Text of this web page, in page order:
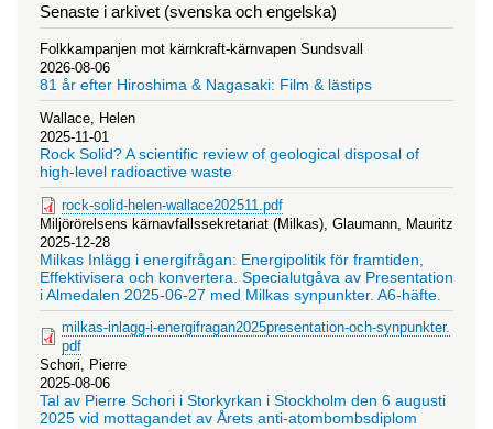
Senaste i arkivet (svenska och engelska)
Folkkampanjen mot kärnkraft-kärnvapen Sundsvall
2026-08-06
81 år efter Hiroshima & Nagasaki: Film & lästips
Wallace, Helen
2025-11-01
Rock Solid? A scientific review of geological disposal of
high-level radioactive waste
rock-solid-helen-wallace202511.pdf
Miljörörelsens kärnavfallssekretariat (Milkas), Glaumann, Mauritz
2025-12-28
Milkas Inlägg i energifrågan: Energipolitik för framtiden,
Effektivisera och konvertera. Specialutgåva av Presentation
i Almedalen 2025-06-27 med Milkas synpunkter. A6-häfte.
milkas-inlagg-i-energifragan2025presentation-och-synpunkter.
pdf
Schori, Pierre
2025-08-06
Tal av Pierre Schori i Storkyrkan i Stockholm den 6 augusti
2025 vid mottagandet av Årets anti-atombombsdiplom